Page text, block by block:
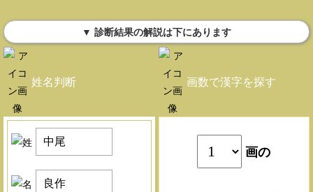
▼ 診断結果の解説は下にあります
姓名判断 画数で漢字を探す
画の